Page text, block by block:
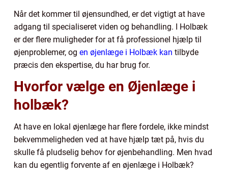
Når det kommer til øjensundhed, er det vigtigt at have
adgang til specialiseret viden og behandling. I Holbæk
er der flere muligheder for at få professionel hjælp til
øjenproblemer, og en øjenlæge i Holbæk kan tilbyde
præcis den ekspertise, du har brug for.
Hvorfor vælge en Øjenlæge i
holbæk?
At have en lokal øjenlæge har flere fordele, ikke mindst
bekvemmeligheden ved at have hjælp tæt på, hvis du
skulle få pludselig behov for øjenbehandling. Men hvad
kan du egentlig forvente af en øjenlæge i Holbæk?